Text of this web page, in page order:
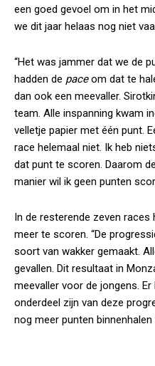
een goed gevoel om in het
we dit jaar helaas nog niet
“Het was jammer dat we de
hadden de paceom dat te
dan ook een meevaller.
team. Alle inspanning kwam
velletje papier met één punt.
race helemaal niet. Ik heb
dat punt te scoren. Daarom
manier wil ik geen punten
In de resterende zeven
meer te scoren. “De
soort van wakker gemaakt.
gevallen. Dit resultaat in
meevaller voor de jongens.
onderdeel zijn van deze
nog meer punten binnenhalen